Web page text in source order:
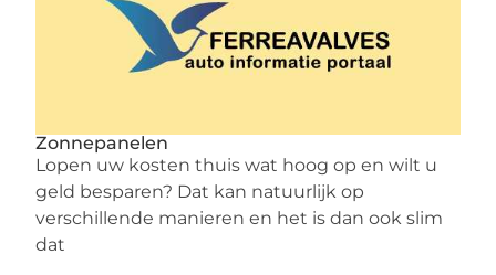
Zonnepanelen
Lopen uw kosten thuis wat hoog op en wilt u
geld besparen? Dat kan natuurlijk op
verschillende manieren en het is dan ook slim
dat